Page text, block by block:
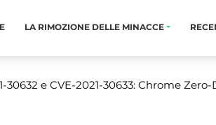
LA RIMOZIONE DELLE MINACCE
30632 e CVE-2021-30633: Chrome